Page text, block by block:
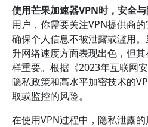
使用芒果加速器VPN时，安全与
用户，你需要关注VPN提供商
确保个人信息不被泄露或滥用
升网络速度方面表现出色，但
样重要。根据《2023年互联网
隐私政策和高水平加密技术的
取或监控的风险。
在使用VPN过程中，隐私泄露